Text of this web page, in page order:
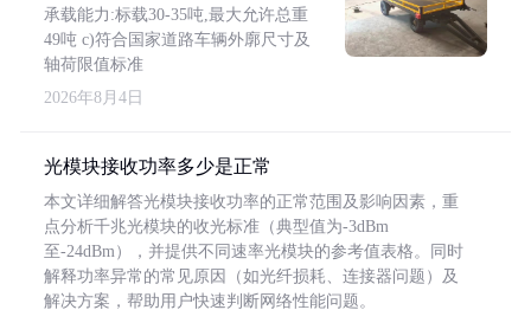
承载能力:标载30-35吨,最大允许总重
49吨 c)符合国家道路车辆外廓尺寸及
轴荷限值标准
2026年8月4日
光模块接收功率多少是正常
本文详细解答光模块接收功率的正常范围及影响因素，重
点分析千兆光模块的收光标准（典型值为-3dBm
至-24dBm），并提供不同速率光模块的参考值表格。同时
解释功率异常的常见原因（如光纤损耗、连接器问题）及
解决方案，帮助用户快速判断网络性能问题。